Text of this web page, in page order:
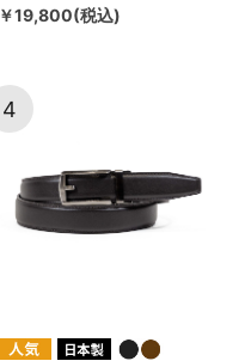
￥19,800(税込)
4